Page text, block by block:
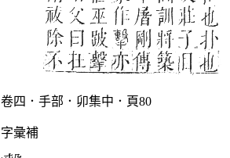
卷四．手部．卯集中．頁80
字彙補